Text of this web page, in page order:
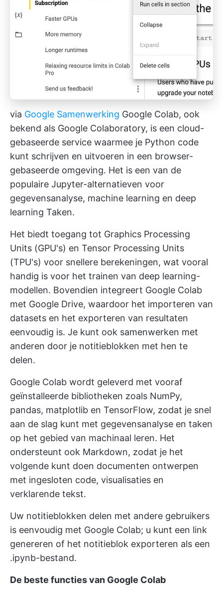
via Google Samenwerking Google Colab, ook
bekend als Google Colaboratory, is een cloud-
gebaseerde service waarmee je Python code
kunt schrijven en uitvoeren in een browser-
gebaseerde omgeving. Het is een van de
populaire Jupyter-alternatieven voor
gegevensanalyse, machine learning en deep
learning Taken.
Het biedt toegang tot Graphics Processing
Units (GPU's) en Tensor Processing Units
(TPU's) voor snellere berekeningen, wat vooral
handig is voor het trainen van deep learning-
modellen. Bovendien integreert Google Colab
met Google Drive, waardoor het importeren van
datasets en het exporteren van resultaten
eenvoudig is. Je kunt ook samenwerken met
anderen door je notitieblokken met hen te
delen.
Google Colab wordt geleverd met vooraf
geïnstalleerde bibliotheken zoals NumPy,
pandas, matplotlib en TensorFlow, zodat je snel
aan de slag kunt met gegevensanalyse en taken
op het gebied van machinaal leren. Het
ondersteunt ook Markdown, zodat je het
volgende kunt doen documenten ontwerpen
met ingesloten code, visualisaties en
verklarende tekst.
Uw notitieblokken delen met andere gebruikers
is eenvoudig met Google Colab; u kunt een link
genereren of het notitieblok exporteren als een
.ipynb-bestand.
De beste functies van Google Colab